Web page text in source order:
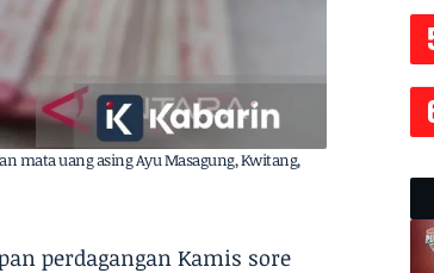
mata uang asing Ayu Masagung, Kwitang,
perdagangan Kamis sore